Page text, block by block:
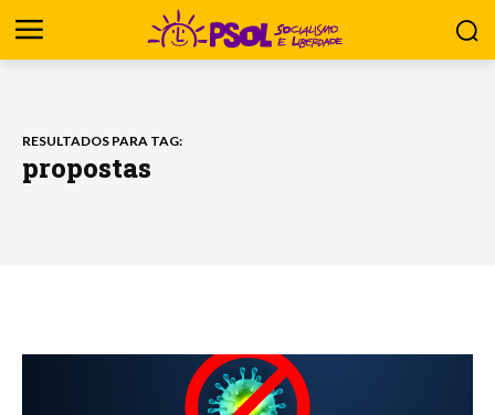
RESULTADOS PARA TAG:
propostas